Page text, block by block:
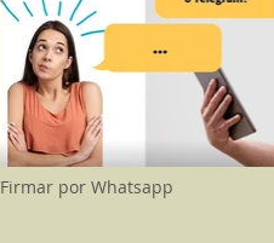
Firmar por Whatsapp